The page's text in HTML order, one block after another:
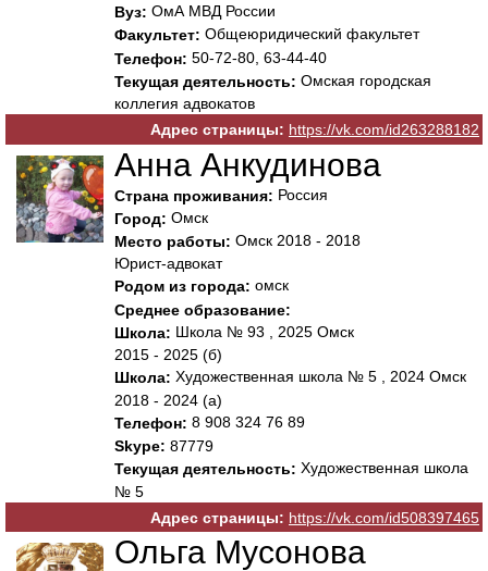
Вуз: ОмА МВД России
Факультет: Общеюридический факультет
Телефон: 50-72-80, 63-44-40
Текущая деятельность: Омская городская
коллегия адвокатов
Адрес страницы: https://vk.com/id263288182
Анна Анкудинова
Страна проживания: Россия
Город: Омск
Место работы: Омск 2018 - 2018
Юрист-адвокат
Родом из города: омск
Среднее образование:
Школа: Школа № 93 , 2025 Омск
2015 - 2025 (б)
Школа: Художественная школа № 5 , 2024 Омск
2018 - 2024 (а)
Телефон: 8 908 324 76 89
Skype: 87779
Текущая деятельность: Художественная школа
№ 5
Адрес страницы: https://vk.com/id508397465
Ольга Мусонова